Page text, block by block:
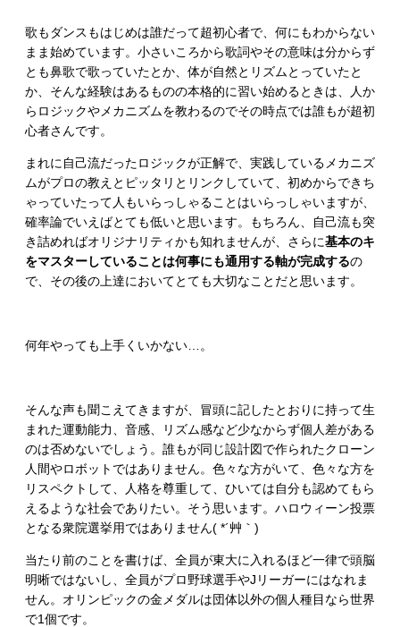
歌もダンスもはじめは誰だって超初心者で、何にもわからない
まま始めています。小さいころから歌詞やその意味は分からず
とも鼻歌で歌っていたとか、体が自然とリズムとっていたと
か、そんな経験はあるものの本格的に習い始めるときは、人か
らロジックやメカニズムを教わるのでその時点では誰もが超初
心者さんです。
まれに自己流だったロジックが正解で、実践しているメカニズ
ムがプロの教えとピッタリとリンクしていて、初めからできち
ゃっていたって人もいらっしゃることはいらっしゃいますが、
確率論でいえばとても低いと思います。もちろん、自己流も突
き詰めればオリジナリティかも知れませんが、さらに基本のキ
をマスターしていることは何事にも通用する軸が完成するの
で、その後の上達においてとても大切なことだと思います。
何年やっても上手くいかない…。
そんな声も聞こえてきますが、冒頭に記したとおりに持って生
まれた運動能力、音感、リズム感など少なからず個人差がある
のは否めないでしょう。誰もが同じ設計図で作られたクローン
人間やロボットではありません。色々な方がいて、色々な方を
リスペクトして、人格を尊重して、ひいては自分も認めてもら
えるような社会でありたい。そう思います。ハロウィーン投票
となる衆院選挙用ではありません( *´艸｀)
当たり前のことを書けば、全員が東大に入れるほど一律で頭脳
明晰ではないし、全員がプロ野球選手やJリーガーにはなれま
せん。オリンピックの金メダルは団体以外の個人種目なら世界
で1個です。